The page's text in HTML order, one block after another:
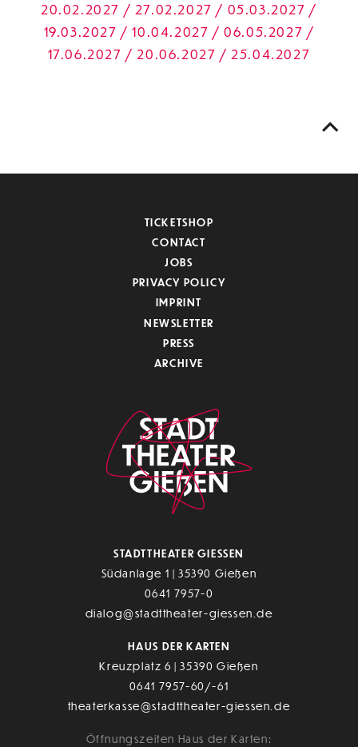
20.02.2027 / 27.02.2027 / 05.03.2027 /
19.03.2027 / 10.04.2027 / 06.05.2027 /
17.06.2027 / 20.06.2027 / 25.04.2027
TICKETSHOP
CONTACT
JOBS
PRIVACY POLICY
IMPRINT
NEWSLETTER
PRESS
ARCHIVE
STADTTHEATER GIESSEN
Südanlage 1 | 35390 Gießen
0641 7957-0
dialog@stadttheater-giessen.de
HAUS DER KARTEN
Kreuzplatz 6 | 35390 Gießen
0641 7957-60/-61
theaterkasse@stadttheater-giessen.de
Öffnungszeiten Haus der Karten: